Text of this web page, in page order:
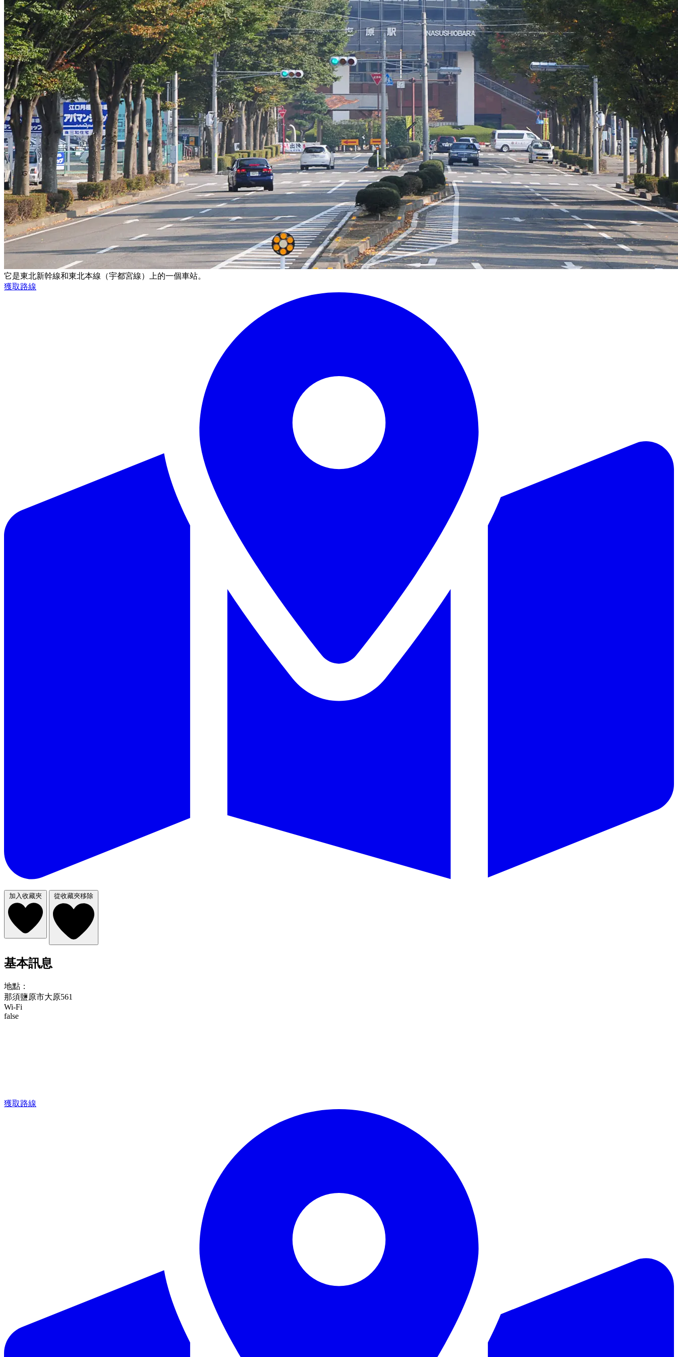
它是東北新幹線和東北本線（宇都宮線）上的一個車站。
獲取路線
加入收藏夾 從收藏夾移除
基本訊息
地點：
那須鹽原市大原561
Wi-Fi
false
獲取路線